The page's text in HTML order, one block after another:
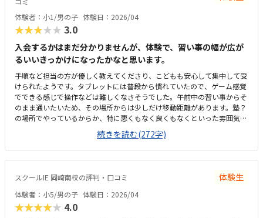
体験者：小1/男の子 体験日：2026/04
★★★★★ 3.0
入会するかはまだ分かりませんが、体験で、習い事の幅が広が
るいいきっかけになったかなと思います。
手順など担当の方が優しく教えてくださり、こどもも安心して集中して受
けられたようです。タブレットには普段から慣れていたので、ゲーム感覚
でできる感じで操作などは難しくなさそうでした。午前中の習い事からそ
のまま通いたいため、その場所からは少しだけ移動距離があります。塾？
の場所でやっているからか、特に悪くもなく良くもなくといった雰囲気で
すが、集中はできるのかなと思います。習い事と習い事の合間にできれば
と思って探していますが、少し高めだなという印象があります。まだ内容
をちゃんとやっていないので何とも言えませんが、興味はありそうな項目
だなと思います。
続きを読む(272字)
スクールIE 岡崎南校の評判・口コミ 体験生
体験者：小5/男の子 体験日：2026/04
★★★★★ 4.0